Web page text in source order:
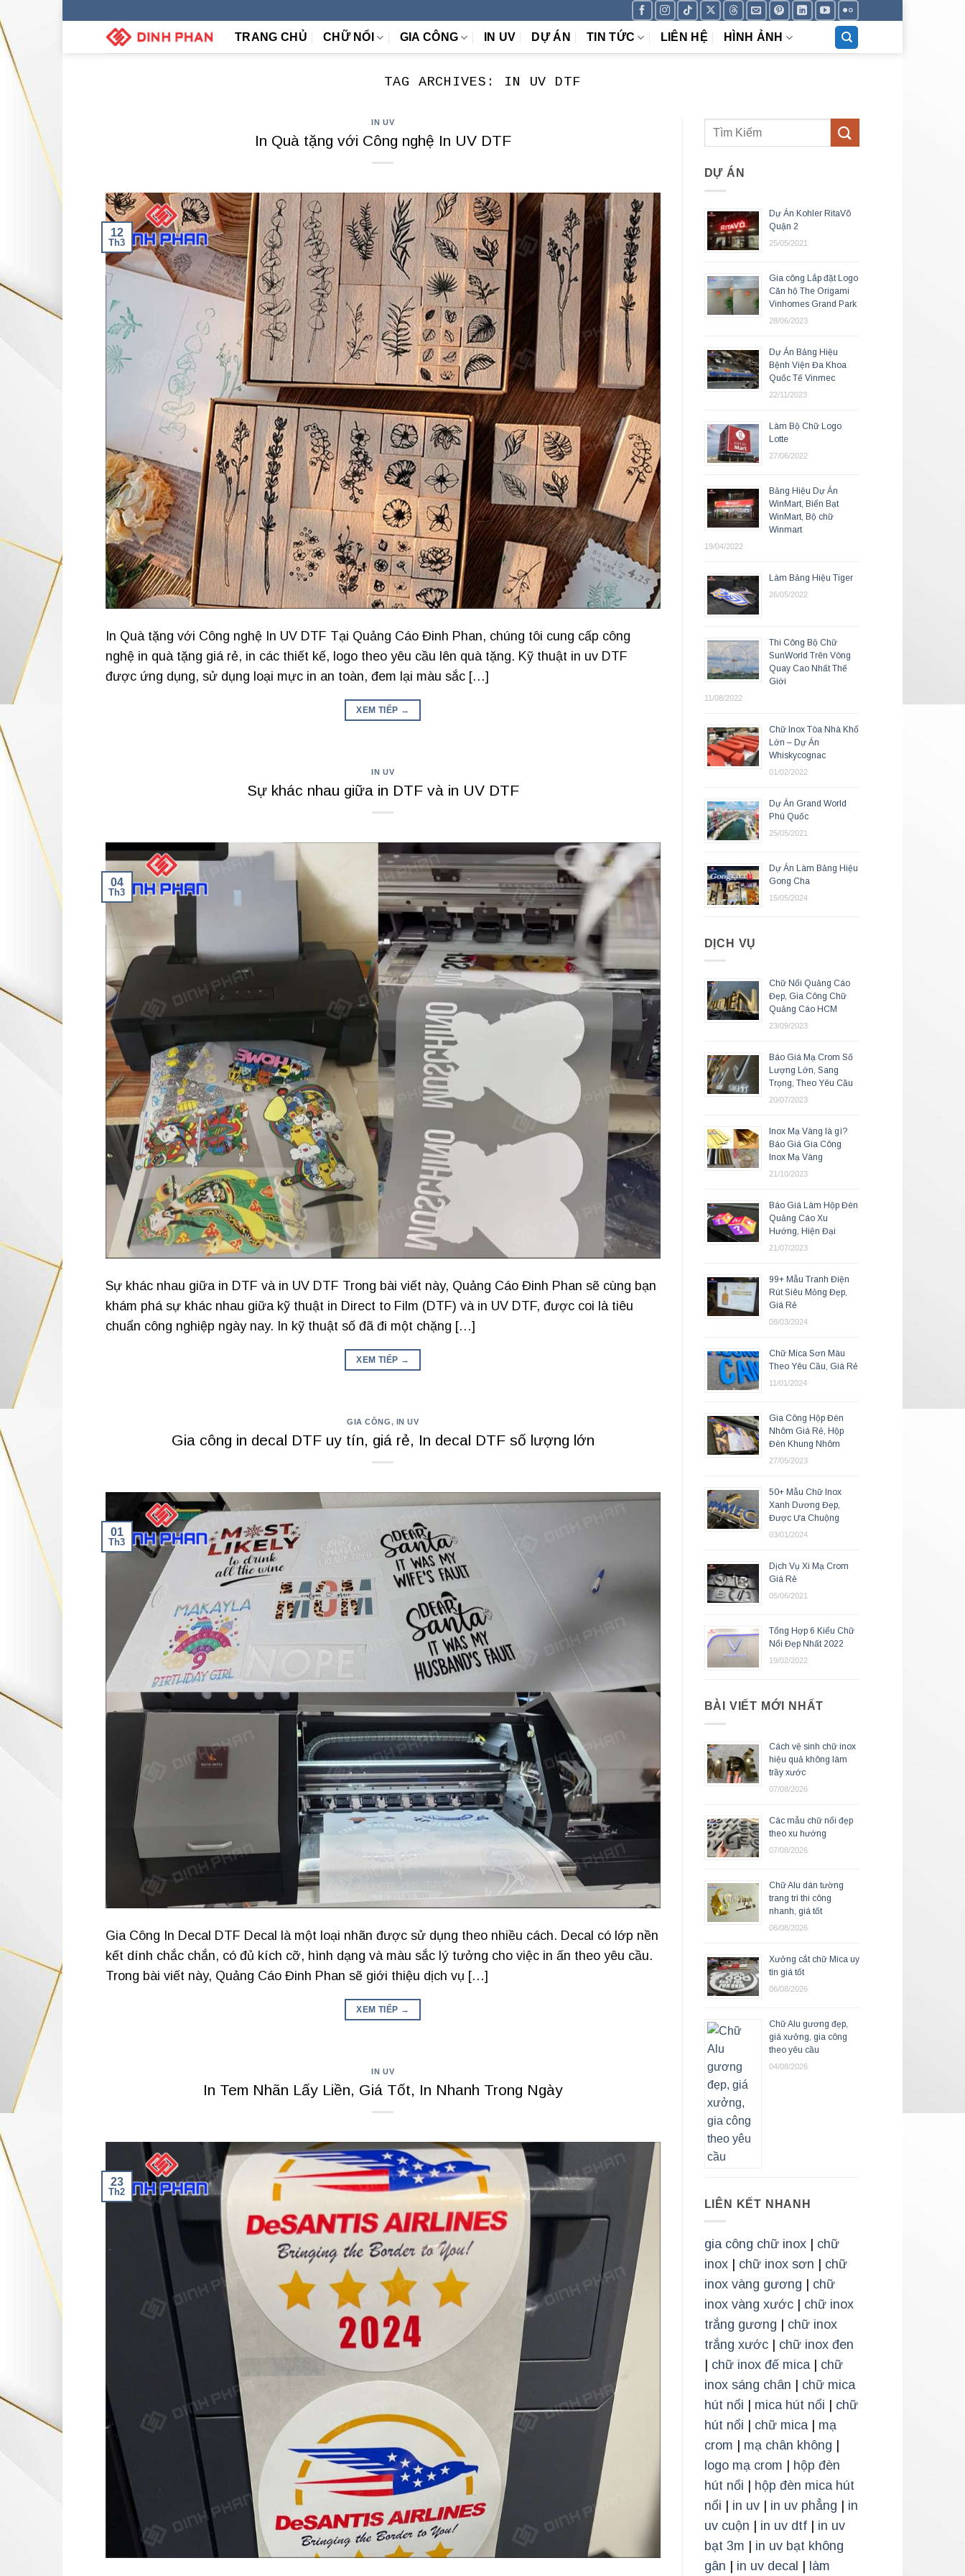
TRANG CHỦ CHỮ NỔI GIA CÔNG IN UV DỰ ÁN TIN TỨC LIÊN HỆ HÌNH ẢNH
TAG ARCHIVES: IN UV DTF
IN UV
In Quà tặng với Công nghệ In UV DTF
12
Th3
In Quà tặng với Công nghệ In UV DTF Tại Quảng Cáo Đinh Phan, chúng tôi cung cấp công
nghệ in quà tặng giá rẻ, in các thiết kế, logo theo yêu cầu lên quà tặng. Kỹ thuật in uv DTF
được ứng dụng, sử dụng loại mực in an toàn, đem lại màu sắc […]
XEM TIẾP →
IN UV
Sự khác nhau giữa in DTF và in UV DTF
04
Th3
Sự khác nhau giữa in DTF và in UV DTF Trong bài viết này, Quảng Cáo Đinh Phan sẽ cùng bạn
khám phá sự khác nhau giữa kỹ thuật in Direct to Film (DTF) và in UV DTF, được coi là tiêu
chuẩn công nghiệp ngày nay. In kỹ thuật số đã đi một chặng […]
XEM TIẾP →
GIA CÔNG, IN UV
Gia công in decal DTF uy tín, giá rẻ, In decal DTF số lượng lớn
01
Th3
Gia Công In Decal DTF Decal là một loại nhãn được sử dụng theo nhiều cách. Decal có lớp nền
kết dính chắc chắn, có đủ kích cỡ, hình dạng và màu sắc lý tưởng cho việc in ấn theo yêu cầu.
Trong bài viết này, Quảng Cáo Đinh Phan sẽ giới thiệu dịch vụ […]
XEM TIẾP →
IN UV
In Tem Nhãn Lấy Liền, Giá Tốt, In Nhanh Trong Ngày
23
Th2
DỰ ÁN
Dự Án Kohler RitaVõ
Quận 2
25/05/2021
Gia công Lắp đặt Logo
Căn hộ The Origami
Vinhomes Grand Park
28/06/2023
Dự Án Bảng Hiệu
Bệnh Viện Đa Khoa
Quốc Tế Vinmec
22/11/2023
Làm Bộ Chữ Logo
Lotte
27/06/2022
Bảng Hiệu Dự Án
WinMart, Biển Bạt
WinMart, Bộ chữ
Winmart
19/04/2022
Làm Bảng Hiệu Tiger
26/05/2022
Thi Công Bộ Chữ
SunWorld Trên Vòng
Quay Cao Nhất Thế
Giới
11/08/2022
Chữ Inox Tòa Nhà Khổ
Lớn – Dự Án
Whiskycognac
01/02/2022
Dự Án Grand World
Phú Quốc
25/05/2021
Dự Án Làm Bảng Hiệu
Gong Cha
15/05/2024
DỊCH VỤ
Chữ Nổi Quảng Cáo
Đẹp, Gia Công Chữ
Quảng Cáo HCM
23/09/2023
Báo Giá Mạ Crom Số
Lượng Lớn, Sang
Trọng, Theo Yêu Cầu
20/07/2023
Inox Mạ Vàng là gì?
Báo Giá Gia Công
Inox Mạ Vàng
21/10/2023
Báo Giá Làm Hộp Đèn
Quảng Cáo Xu
Hướng, Hiện Đại
21/07/2023
99+ Mẫu Tranh Điện
Rút Siêu Mỏng Đẹp,
Giá Rẻ
08/03/2024
Chữ Mica Sơn Màu
Theo Yêu Cầu, Giá Rẻ
11/01/2024
Gia Công Hộp Đèn
Nhôm Giá Rẻ, Hộp
Đèn Khung Nhôm
27/05/2023
50+ Mẫu Chữ Inox
Xanh Dương Đẹp,
Được Ưa Chuộng
03/01/2024
Dịch Vụ Xi Mạ Crom
Giá Rẻ
05/06/2021
Tổng Hợp 6 Kiểu Chữ
Nổi Đẹp Nhất 2022
19/02/2022
BÀI VIẾT MỚI NHẤT
Cách vệ sinh chữ inox
hiệu quả không làm
trầy xước
07/08/2026
Các mẫu chữ nổi đẹp
theo xu hướng
07/08/2026
Chữ Alu dán tường
trang trí thi công
nhanh, giá tốt
06/08/2026
Xưởng cắt chữ Mica uy
tín giá tốt
06/08/2026
Chữ Alu gương đẹp,
giá xưởng, gia công
theo yêu cầu
04/08/2026
LIÊN KẾT NHANH
gia công chữ inox| chữ
inox| chữ inox sơn
chữ
inox vàng gương
chữ
inox vàng xước| chữ inox
trắng gương
chữ inox
trắng xước| chữ inox đen
chữ inox đế mica| chữ
inox sáng chân
chữ mica
hút nổi
mica hút nổi
chữ
hút nổi
chữ mica| mạ
crom
mạ chân không
logo mạ crom
hộp đèn
hút nổi
hộp đèn mica hút
nổi
in uv| in uv phẳng
in
uv cuộn
in uv dtf| in uv
bạt 3m
in uv bạt không
gân
in uv decal làm